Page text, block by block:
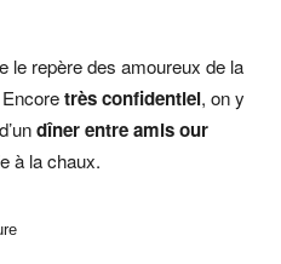
le repère des amoureux de la
très confidentiel, on y
dîner entre amis our
à la chaux.